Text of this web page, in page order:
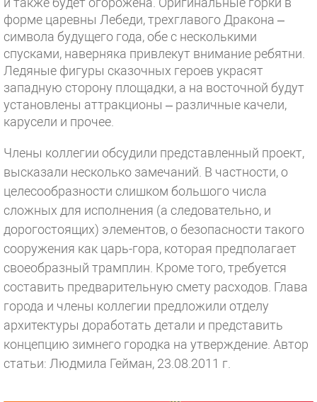
форме царевны Лебеди, трехглавого Дракона –
символа будущего года, обе с несколькими
спусками, наверняка привлекут внимание ребятни.
Ледяные фигуры сказочных героев украсят
западную сторону площадки, а на восточной будут
установлены аттракционы – различные качели,
карусели и прочее.
Члены коллегии обсудили представленный проект,
высказали несколько замечаний. В частности, о
целесообразности слишком большого числа
сложных для исполнения (а следовательно, и
дорогостоящих) элементов, о безопасности такого
сооружения как царь-гора, которая предполагает
своеобразный трамплин. Кроме того, требуется
составить предварительную смету расходов. Глава
города и члены коллегии предложили отделу
архитектуры доработать детали и представить
концепцию зимнего городка на утверждение. Автор
статьи: Людмила Гейман, 23.08.2011 г.